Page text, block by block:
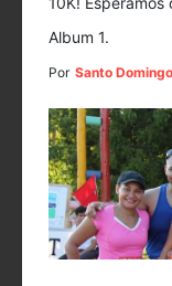
Album 1.
Por Santo